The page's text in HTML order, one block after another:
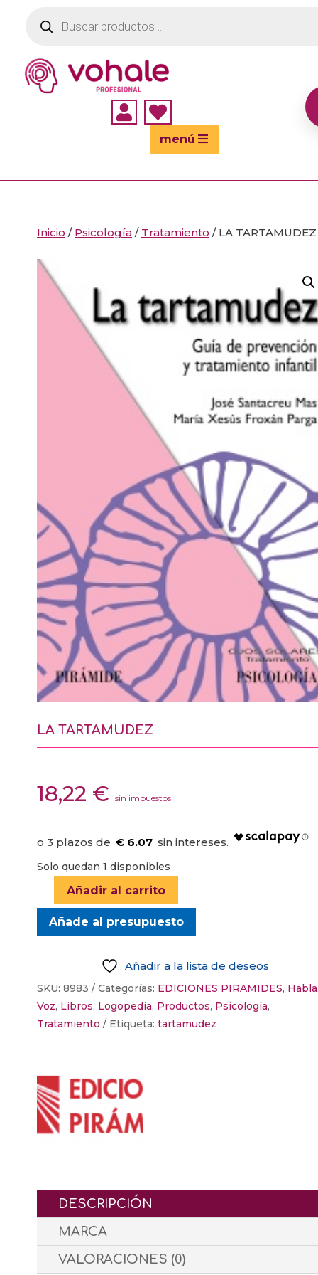
productos
 
menú
Inicio / Psicología / Tratamiento / LA TARTAMUDEZ
LA TARTAMUDEZ
18,22 € sin impuestos
€ 6.07
Solo quedan 1 disponibles
TARTAMUDEZ
cantidad
Añadir al carrito
Añade al presupuesto
Añadir a la lista de deseos
SKU: 8983 Categorías: EDICIONES PIRAMIDES,
Voz, Libros, Logopedia, Productos, Psicología,
Tratamiento
Etiqueta: tartamudez
DESCRIPCIÓN
MARCA
VALORACIONES (0)